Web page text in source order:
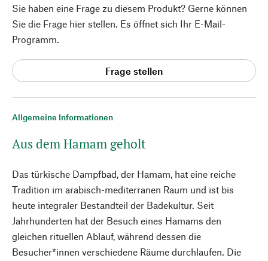
Allgemeine Informationen
Aus dem Hamam geholt
Das türkische Dampfbad, der Hamam, hat eine reiche
Tradition im arabisch-mediterranen Raum und ist bis
heute integraler Bestandteil der Badekultur. Seit
Jahrhunderten hat der Besuch eines Hamams den
gleichen rituellen Ablauf, während dessen die
Besucher*innen verschiedene Räume durchlaufen. Die
Sie haben eine Frage zu diesem Produkt? Gerne können
Sie die Frage hier stellen. Es öffnet sich Ihr E-Mail-
Programm.
Frage stellen